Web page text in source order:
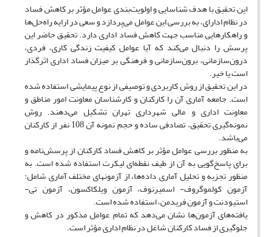
این تحقیق با هدف شناسایی و اولویت‌بندی عوامل مؤثر بر کاهش فساد
در نظام ادارای، به بررسی این عوامل می‌پردازد و سعی در ارایه راه‌حل‌ها
و راهکارهایی مناسب جهت کاهش فساد اداری دارد. تحقیق حاضر این
پرسش را دنبال می‌کند که آیا عوامل کیفیت زندگی کاری، فردی،
درون‌سازمانی، برون‌سازمانی و فرهنگی بر میزان فساد اداری اثرگذار
است یا خیر.
در این تحقیق از روش کاربردی و توصیفی از نوع پیمایشی استفاده شده
است. جامعه آماری آن را کارکنان و کارشناسان معاونت امور مناطق و
معاونت اداری و مالی شهرداری تهران تشکیل می‌دهند. روش
نمونه‌گیری تحقیق، تصادفی ساده و حجم نمونه آن 108 نفر از کارکنان
می‌باشد.
به منظور بررسی عوامل مؤثر بر کاهش فساد کارکنان از پرسش‌نامه و
برای پاسخ‌گویی به آن از طیف نقطه‌ای لیکرت استفاده شده است. به
منظور تجزیه و تحلیل آماری داده‌ها، از آزمون‏های مختلف آماری شامل:
آزمون کولموگروف- اسمیرنوف، آزمون ویلکاکسون، آزمون تی-
استیودنت و آزمون فریدمن، استفاده شده است.
یافته‌های آزمون‌ها نشان می‌دهد که تمام عوامل مذکور در کاهش و
جلوگیری از فساد کارکنان شاغل در نظام اداری مؤثر است.